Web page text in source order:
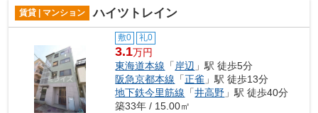
賃貸 | マンション ハイツトレイン
敷0 礼0
3.1万円
東海道本線 「 岸辺 」駅 徒歩5分
阪急京都本線 「正雀 」駅 徒歩13分
地下鉄今里筋線 「井高野 」駅 徒歩40分
築33年 / 15.00㎡